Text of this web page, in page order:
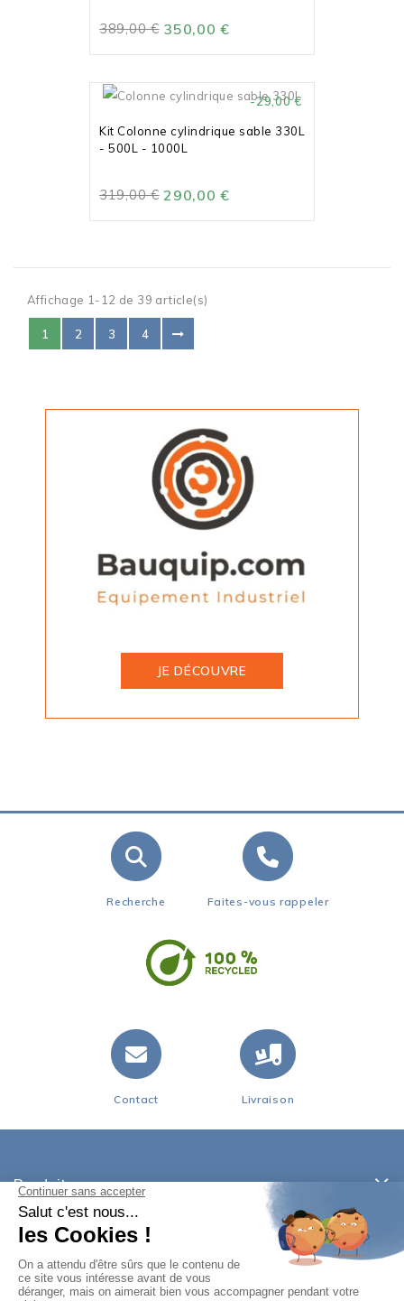
389,00 € 350,00 €
Kit Colonne cylindrique sable 330L
- 500L - 1000L
319,00 €
-29,00 €
290,00 €
Affichage 1-12 de 39 article(s)
1 2 3 4
JE DÉCOUVRE
Recherche Faites-vous rappeler
Contact Livraison
Produits
Notre société
Votre compte